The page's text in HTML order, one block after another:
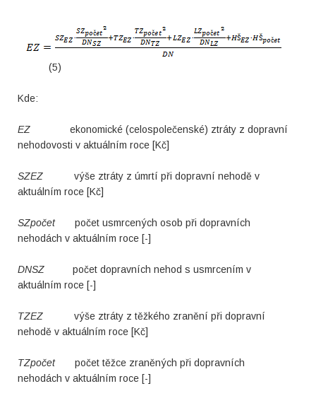
(5)
Kde:
EZ ekonomické (celospolečenské) ztráty z dopravní
nehodovosti v aktuálním roce [Kč]
SZEZ výše ztráty z úmrtí při dopravní nehodě v
aktuálním roce [Kč]
SZpočet počet usmrcených osob při dopravních
nehodách v aktuálním roce [-]
DNSZ počet dopravních nehod s usmrcením v
aktuálním roce [-]
TZEZ výše ztráty z těžkého zranění při dopravní
nehodě v aktuálním roce [Kč]
TZpočet počet těžce zraněných při dopravních
nehodách v aktuálním roce [-]